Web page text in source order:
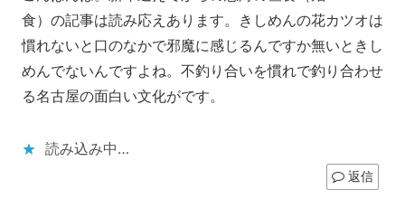
食）の記事は読み応えあります。きしめんの花カツオは
慣れないと口のなかで邪魔に感じるんですか無いときし
めんでないんですよね。不釣り合いを慣れで釣り合わせ
る名古屋の面白い文化がです。
読み込み中…
返信